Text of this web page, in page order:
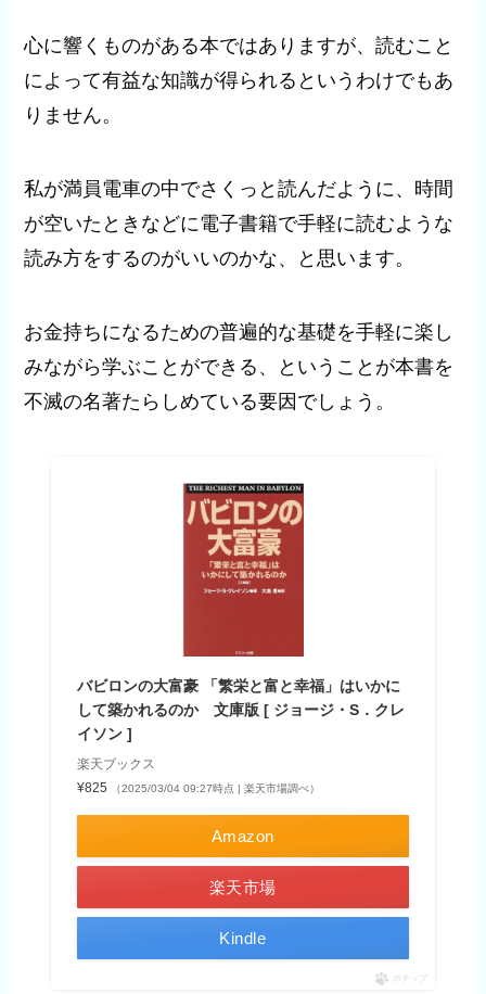
心に響くものがある本ではありますが、読むこと
によって有益な知識が得られるというわけでもあ
りません。
私が満員電車の中でさくっと読んだように、時間
が空いたときなどに電子書籍で手軽に読むような
読み方をするのがいいのかな、と思います。
お金持ちになるための普遍的な基礎を手軽に楽し
みながら学ぶことができる、ということが本書を
不滅の名著たらしめている要因でしょう。
バビロンの大富豪 「繁栄と富と幸福」はいかに
して築かれるのか 文庫版 [ ジョージ・S．クレ
イソン ]
楽天ブックス
¥825
（2025/03/04 09:27時点 | 楽天市場調べ）
Amazon
楽天市場
Kindle
ポチップ